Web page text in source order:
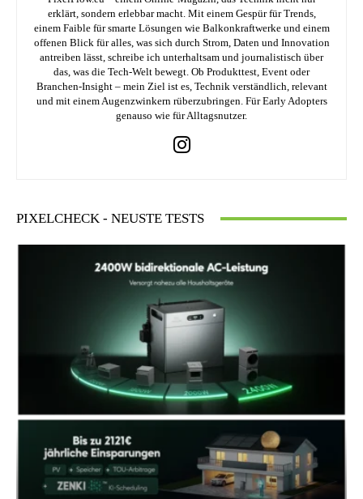
erklärt, sondern erlebbar macht. Mit einem Gespür für Trends,
einem Faible für smarte Lösungen wie Balkonkraftwerke und einem
offenen Blick für alles, was sich durch Strom, Daten und Innovation
antreiben lässt, schreibe ich unterhaltsam und journalistisch über
das, was die Tech-Welt bewegt. Ob Produkttest, Event oder
Branchen-Insight – mein Ziel ist es, Technik verständlich, relevant
und mit einem Augenzwinkern rüberzubringen. Für Early Adopters
genauso wie für Alltagsnutzer.
PIXELCHECK - NEUSTE TESTS